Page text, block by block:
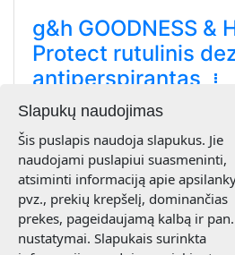
g&h GOODNESS &
Protect rutulinis
antiperspirantas
Apsaugokite savo pažastis
prakaitavimo naudodami
rutulinį antiperspirantą, kurio
sudėtinio vandens,
Sužinokite kainą
Slapukų naudojimas
Šis puslapis naudoja slapukus. Jie
naudojami puslapiui suasmeninti,
atsiminti informaciją apie
pvz., prekių krepšelį, dominančias
prekes, pageidaujamą kalbą ir pan.
nustatymai. Slapukais surinkta